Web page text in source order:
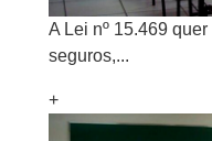
A Lei nº 15.469
seguros,...
+